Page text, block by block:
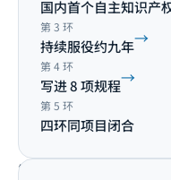
国内首个自主知识产
第3 环
持续服役约九年→
第4 环
写进 8 项规程→
第5 环
四环同项目闭合
第五环 · 新建—存量—材料—